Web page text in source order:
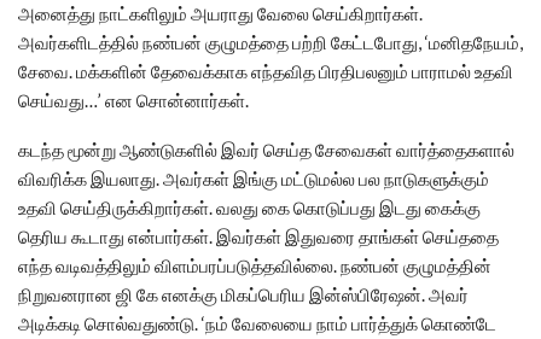
அனைத்து நாட்களிலும் அயராது வேலை செய்கிறார்கள்.‌
அவர்களிடத்தில் நண்பன் குழுமத்தை பற்றி கேட்டபோது, ‘மனிதநேயம்,
சேவை. மக்களின் தேவைக்காக எந்தவித பிரதிபலனும் பாராமல் உதவி
செய்வது…’ என சொன்னார்கள்.
கடந்த மூன்று ஆண்டுகளில் இவர் செய்த சேவைகள் வார்த்தைகளால்
விவரிக்க இயலாது. அவர்கள் இங்கு மட்டுமல்ல பல நாடுகளுக்கும்
உதவி செய்திருக்கிறார்கள். வலது கை கொடுப்பது இடது கைக்கு
தெரிய கூடாது என்பார்கள். இவர்கள் இதுவரை தாங்கள் செய்ததை
எந்த வடிவத்திலும் விளம்பரப்படுத்தவில்லை. நண்பன் குழுமத்தின்
நிறுவனரான ஜி கே எனக்கு மிகப்பெரிய இன்ஸ்பிரேஷன். அவர்
அடிக்கடி சொல்வதுண்டு. ‘நம் வேலையை நாம் பார்த்துக் கொண்டே